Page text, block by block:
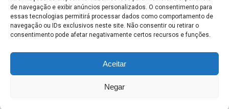
de navegação e exibir anúncios personalizados. O consentimento para
essas tecnologias permitirá processar dados como comportamento de
navegação ou IDs exclusivos neste site. Não consentir ou retirar o
consentimento pode afetar negativamente certos recursos e funções.
Aceitar
Negar
Osteoporose quando os ossos enfraquecem
Maio 29, 2011
Escola FitnessCopyright © 2026.